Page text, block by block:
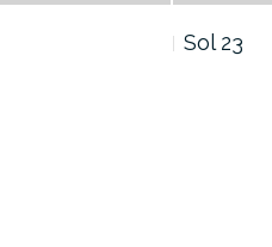
Sol 23